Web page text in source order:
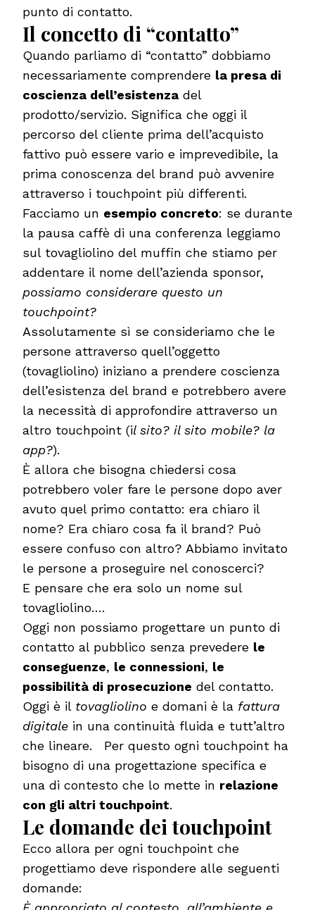
punto di contatto.
Il concetto di “contatto”
Quando parliamo di “contatto” dobbiamo
necessariamente comprendere la presa di
coscienza dell’esistenza del
prodotto/servizio. Significa che oggi il
percorso del cliente prima dell’acquisto
fattivo può essere vario e imprevedibile, la
prima conoscenza del brand può avvenire
attraverso i touchpoint più differenti.
Facciamo un esempio concreto: se durante
la pausa caffè di una conferenza leggiamo
sul tovagliolino del muffin che stiamo per
addentare il nome dell’azienda sponsor,
possiamo considerare questo un
touchpoint?
Assolutamente sì se consideriamo che le
persone attraverso quell’oggetto
(tovagliolino) iniziano a prendere coscienza
dell’esistenza del brand e potrebbero avere
la necessità di approfondire attraverso un
altro touchpoint (il sito? il sito mobile? la
app?).
È allora che bisogna chiedersi cosa
potrebbero voler fare le persone dopo aver
avuto quel primo contatto: era chiaro il
nome? Era chiaro cosa fa il brand? Può
essere confuso con altro? Abbiamo invitato
le persone a proseguire nel conoscerci?
E pensare che era solo un nome sul
tovagliolino….
Oggi non possiamo progettare un punto di
contatto al pubblico senza prevedere le
conseguenze, le connessioni, le
possibilità di prosecuzione del contatto.
Oggi è il tovagliolino e domani è la fattura
digitale in una continuità fluida e tutt’altro
che lineare. Per questo ogni touchpoint ha
bisogno di una progettazione specifica e
una di contesto che lo mette in relazione
con gli altri touchpoint.
Le domande dei touchpoint
Ecco allora per ogni touchpoint che
progettiamo deve rispondere alle seguenti
domande: